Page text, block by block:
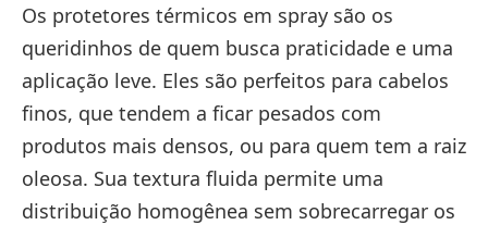
Os protetores térmicos em spray são os
queridinhos de quem busca praticidade e uma
aplicação leve. Eles são perfeitos para cabelos
finos, que tendem a ficar pesados com
produtos mais densos, ou para quem tem a raiz
oleosa. Sua textura fluida permite uma
distribuição homogênea sem sobrecarregar os